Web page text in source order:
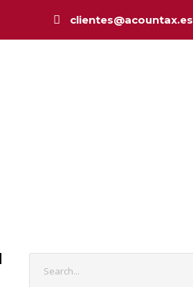
clientes@acountax.es